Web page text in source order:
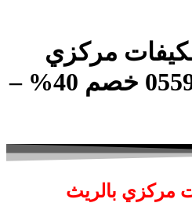
مركزي
بالريث 0559641775 خصم 40% –
مركزي بالريث